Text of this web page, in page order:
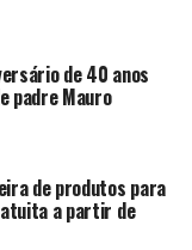
de 40 anos
padre Mauro
de produtos para
a partir de